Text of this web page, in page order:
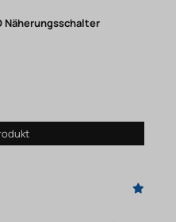
Näherungsschalter